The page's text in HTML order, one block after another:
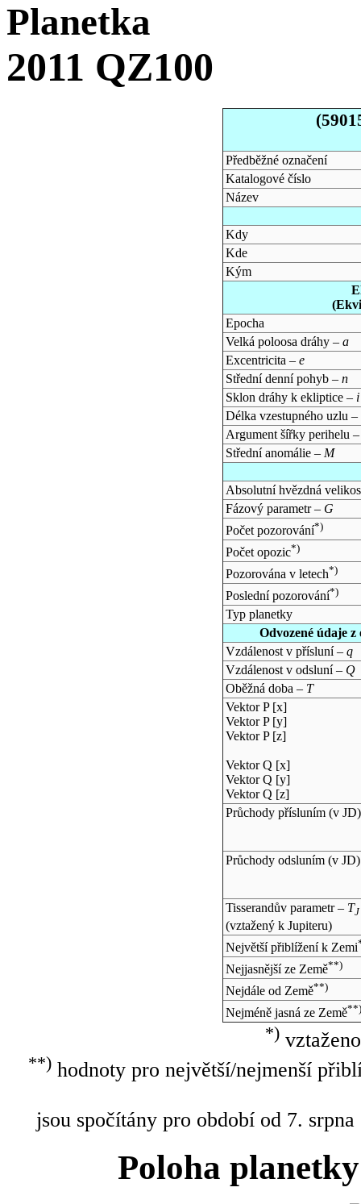
Planetka
2011 QZ100
Předběžné označení
Katalogové číslo
Název
Kdy
Kde
Kým
Epocha
Velká poloosa dráhy – a
Excentricita – e
Střední denní pohyb – n
Sklon dráhy k ekliptice – i
Délka vzestupného uzlu –
Argument šířky perihelu
Střední anomálie – M
Absolutní hvězdná
Fázový parametr – G
Počet pozorování*)
Počet opozic*)
Pozorována v letech*)
Poslední pozorování*)
Typ planetky
Odvozené údaje
Vzdálenost v přísluní – q
Vzdálenost v odsluní – Q
Oběžná doba – T
Vektor P [x]
Vektor P [y]
Vektor P [z]
Vektor Q [x]
Vektor Q [y]
Vektor Q [z]
Průchody přísluním (v JD)
Průchody odsluním (v JD)
Tisserandův parametr – TJ
(vztažený k Jupiteru)
Největší přiblížení k Zemi
Nejjasnější ze Země**)
Nejdále od Země**)
Nejméně jasná ze Země**)
*)
**)hodnoty pro největší/nejmenší
jsou spočítány pro období od 7.
Poloha